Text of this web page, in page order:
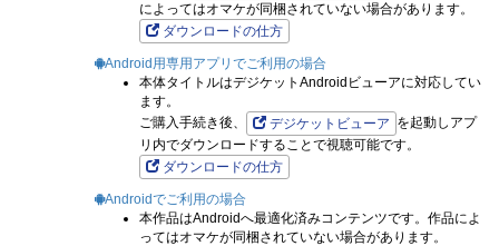
によってはオマケが同梱されていない場合があります。
ダウンロードの仕方
Android用専用アプリでご利用の場合
本体タイトルはデジケットAndroidビューアに対応してい
ます。
ご購入手続き後、
デジケットビューア を起動しアプ
リ内でダウンロードすることで視聴可能です。
ダウンロードの仕方
Androidでご利用の場合
本作品はAndroidへ最適化済みコンテンツです。作品によ
ってはオマケが同梱されていない場合があります。